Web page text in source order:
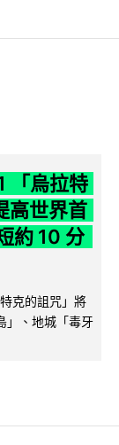
「烏拉特
高世界首
約 10 分
克的詛咒」將
」、地城「毒牙